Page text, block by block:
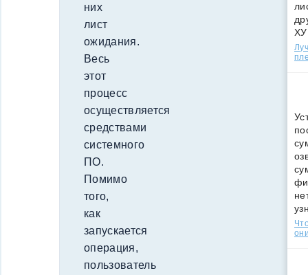
них
лист
ожидания.
Весь
этот
процесс
осуществляется
средствами
системного
ПО.
Помимо
того,
как
запускается
операция,
пользователь